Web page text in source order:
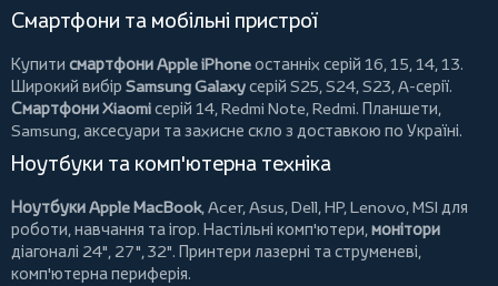
Смартфони та мобільні пристрої
Купити смартфони Apple iPhoneостанніх серій 16, 15, 14, 13.
Широкий вибір Samsung Galaxyсерій S25, S24, S23, A-серії.
Смартфони Xiaomiсерій 14, Redmi Note, Redmi. Планшети,
Samsung, аксесуари тазахисне скло з доставкою по Україні.
Ноутбуки та комп'ютерна техніка
Ноутбуки Apple MacBook,Acer,Asus,Dell,HP,Lenovo,MSI для
роботи, навчання та ігор. Настільні комп'ютери,монітори
діагоналі 24", 27", 32". Принтери лазерні та струменеві,
комп'ютерна периферія.